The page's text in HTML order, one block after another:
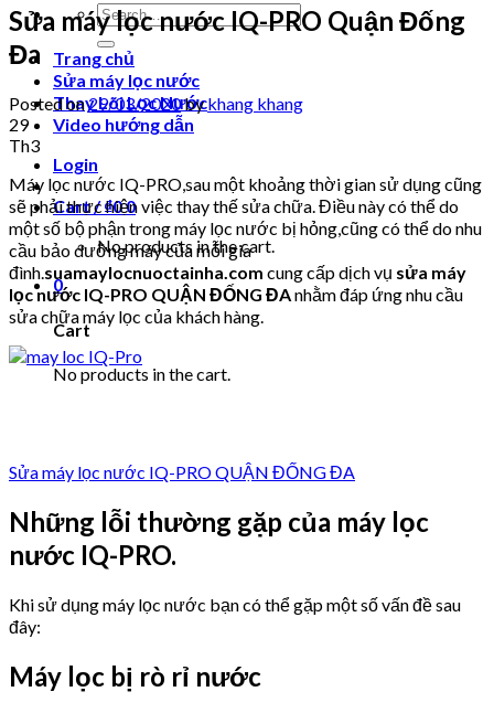
Search
for:
Trang chủ
Sửa máy lọc nước
Thay Lõi Lọc Nước
Video hướng dẫn
Login
Cart /₫00
No products in the cart.
0
Cart
No products in the cart.
Sửa máy lọc nước IQ-PRO Quận Đống
Đa
Posted on29/03/2020bykhang khang
29
Th3
Máy lọc nước IQ-PRO,sau một khoảng thời gian sử dụng cũng
sẽ phải thực hiện việc thay thế sửa chữa. Điều này có thể do
một số bộ phận trong máy lọc nước bị hỏng,cũng có thể do nhu
cầu bảo dưỡng máy của mỗi gia
đình.suamaylocnuoctainha.com cung cấp dịch vụ sửa máy
lọc nước IQ-PRO QUẬN ĐỐNG ĐAnhằm đáp ứng nhu cầu
sửa chữa máy lọc của khách hàng.
Sửa máy lọc nước IQ-PRO QUẬN ĐỐNG ĐA
Những lỗi thường gặp của máy lọc
nước IQ-PRO.
Khi sử dụng máy lọc nước bạn có thể gặp một số vấn đề sau
đây:
Máy lọc bị rò rỉ nước